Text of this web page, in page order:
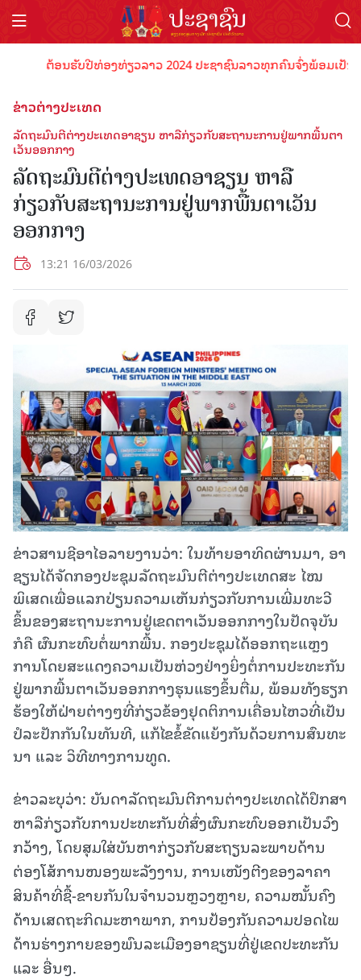
ຕ້ອນຮັບປີທ່ອງທ່ຽວລາວ 2024 ປະຊາຊົນລາວທຸກຄົນຈົ່ງພ້ອມເປັນ
ຂ່າວຕ່າງປະເທດ
ລັດຖະມົນຕີຕ່າງປະເທດອາຊຽນ ຫາລືກ່ຽວກັບສະ​ຖາ​ນະ​ການ​ຢູ່​ພາກ​ພື້ນ​ຕາ​
ເວັນ​ອອກ​ກາງ
ລັດຖະມົນຕີຕ່າງປະເທດອາຊຽນ ຫາລື
ກ່ຽວກັບສະ​ຖາ​ນະ​ການ​ຢູ່​ພາກ​ພື້ນ​ຕາ​ເວັນ​
ອອກ​ກາງ
13:21 16/03/2026
ຂ່າວສານຊີອາໄອລາຍງານວ່າ: ໃນທ້າຍອາທິດຜ່ານມາ, ອາ​
ຊຽນ​ໄດ້​ຈັດກອງປະຊຸມລັດຖະມົນຕີຕ່າງປະເທດສະ ໄໝ
ພິເສດເພື່ອ​ແລກ​ປ່ຽນ​ຄວາມ​ເຫັນ​ກ່ຽວ​ກັບ​ການ​ເພີ່ມທະວີ
ຂຶ້ນ​ຂອງ​ສະ​ຖາ​ນະ​ການ​ຢູ່​​ເຂດຕາ​ເວັນ​ອອກ​ກາງໃນ​ປັດ​ຈຸ​ບັນ ​
ກໍ​ຄື ​ຜົນ​ກະ​ທົບ​ຕໍ່​ພາກ​ພື້ນ. ກອງ​ປະ​ຊຸມ​ໄດ້​ອອກ​ຖະ​ແຫຼງ​
ການ​ໂດຍ​ສະ​ແດງ​ຄວາມ​ເປັນ​ຫ່ວງ​ຢ່າງ​ຍິ່ງ​ຕໍ່​ການ​ປະ​ທະ​ກັນ​
ຢູ່​ພາກ​ພື້ນ​ຕາ​ເວັນ​ອອກ​ກາງ​ຮຸນ​ແຮງ​ຂຶ້ນ​ຕື່ມ, ພ້ອມ​ທັງ​ຮຽກ​
ຮ້ອງ​ໃຫ້​ຝ່າຍ​ຕ່າງໆ​ທີ່​ກ່ຽວ​ຂ້ອງ​ຢຸດ​ຕິ​ການ​ເຄື່ອນ​ໄຫວ​ທີ່​ເປັນ​
ປໍ​ລະ​ປັກ​ກັນ​ໃນ​ທັນ​ທີ, ແກ້​ໄຂຂໍ້​ຂັດ​ແຍ້ງ​ກັນ​ດ້ວຍ​ການ​ສົນ​ທະ​
ນາ ​ແລະ ​ວິ​ທີ​ທາງ​ການ​ທູດ.
ຂ່າວລະບຸວ່າ: ບັນດາລັດຖະມົນຕີການຕ່າງປະເທດໄດ້ປຶກສາ
ຫາລືກ່ຽວກັບການປະທະກັນທີ່ສົ່ງຜົນກະທົບອອກເປັນວົງ
ກວ້າງ, ໂດຍສຸມໃສ່ບັນຫາກ່ຽວກັບສະຖຽນລະພາບດ້ານ
ຕ່ອງໂສ້ການໜອງພະລັງງານ, ການເໜັງຕີງຂອງລາຄາ
ສິນຄ້າທີ່ຊື້-ຂາຍກັນໃນຈຳນວນຫຼວງຫຼາຍ, ຄວາມໝັ້ນຄົງ
ດ້ານເສດຖະກິດມະຫາພາກ, ການປ້ອງກັນຄວາມປອດໄພ
ດ້ານຮ່າງກາຍຂອງພົນລະເມືອງອາຊຽນທີ່ຢູ່ເຂດປະທະກັນ
ແລະ ອື່ນໆ.